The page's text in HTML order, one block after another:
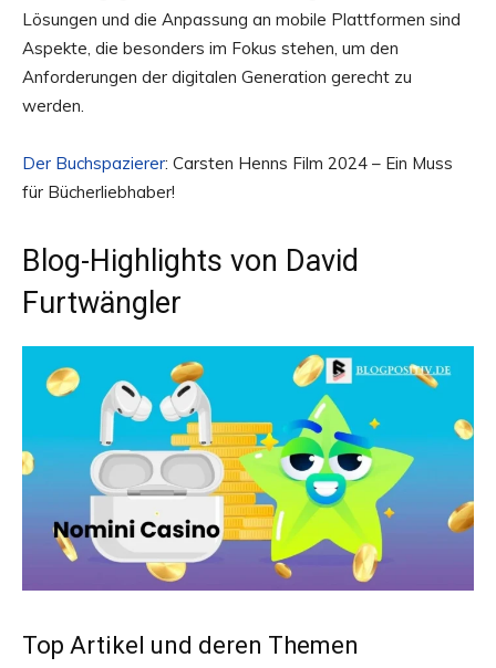
Lösungen und die Anpassung an mobile Plattformen sind
Aspekte, die besonders im Fokus stehen, um den
Anforderungen der digitalen Generation gerecht zu
werden.
Der Buchspazierer: Carsten Henns Film 2024 – Ein Muss
für Bücherliebhaber!
Blog-Highlights von David
Furtwängler
Top Artikel und deren Themen